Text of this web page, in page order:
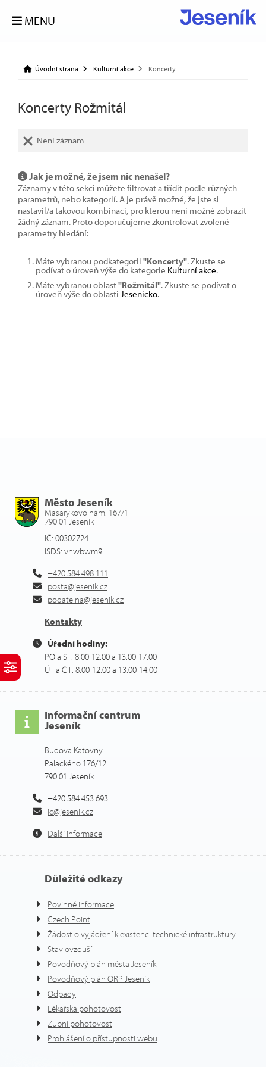
MENU
Úvodní strana Kulturní akce Koncerty
Koncerty Rožmitál
Není záznam
Jak je možné, že jsem nic nenašel?
Záznamy v této sekci můžete filtrovat a třídit podle různých
parametrů, nebo kategorií. A je právě možné, že jste si
nastavil/a takovou kombinaci, pro kterou není možné zobrazit
žádný záznam. Proto doporučujeme zkontrolovat zvolené
parametry hledání:
Máte vybranou podkategorii "Koncerty". Zkuste se
podívat o úroveň výše do kategorie Kulturní akce.
Máte vybranou oblast"Rožmitál". Zkuste se podívat o
úroveň výše do oblasti Jesenicko.
Město Jeseník
Masarykovo nám. 167/1
790 01 Jeseník
IČ: 00302724
ISDS: vhwbwm9
+420 584 498 111
posta@jesenik.cz
podatelna@jesenik.cz
Kontakty
Úřední hodiny:
PO a ST: 8:00-12:00 a 13:00-17:00
ÚT a ČT: 8:00-12:00 a 13:00-14:00
Informační centrum
Jeseník
Budova Katovny
Palackého 176/12
790 01 Jeseník
+420 584 453 693
ic@jesenik.cz
Další informace
Důležité odkazy
Povinné informace
Czech Point
Žádost o vyjádření k existenci technické infrastruktury
Stav ovzduší
Povodňový plán města Jeseník
Povodňový plán ORP Jeseník
Odpady
Lékařská pohotovost
Zubní pohotovost
Prohlášení o přístupnosti webu